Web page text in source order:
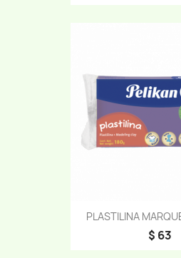
PLASTILINA
$ 63